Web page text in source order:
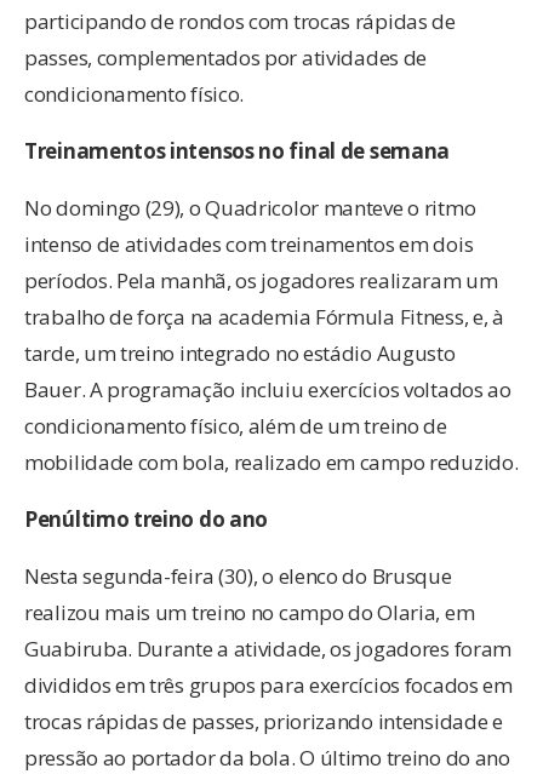
participando de rondos com trocas rápidas de
passes, complementados por atividades de
condicionamento físico.
Treinamentos intensos no final de semana
No domingo (29), o Quadricolor manteve o ritmo
intenso de atividades com treinamentos em dois
períodos. Pela manhã, os jogadores realizaram um
trabalho de força na academia Fórmula Fitness, e, à
tarde, um treino integrado no estádio Augusto
Bauer. A programação incluiu exercícios voltados ao
condicionamento físico, além de um treino de
mobilidade com bola, realizado em campo reduzido.
Penúltimo treino do ano
Nesta segunda-feira (30), o elenco do Brusque
realizou mais um treino no campo do Olaria, em
Guabiruba. Durante a atividade, os jogadores foram
divididos em três grupos para exercícios focados em
trocas rápidas de passes, priorizando intensidade e
pressão ao portador da bola. O último treino do ano